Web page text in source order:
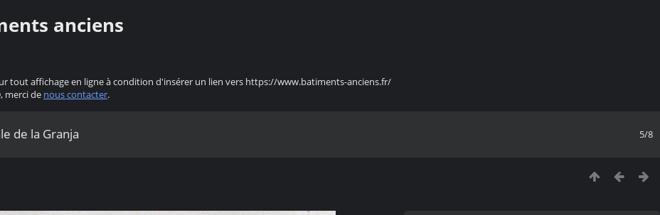
anciens
tout affichage en ligne à condition d'insérer un lien vers https://www.batiments-anciens.fr/
merci de nous contacter.
5/8
de la Granja